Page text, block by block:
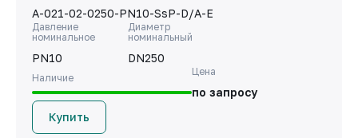
A-021-02-0250-PN10-SsP-D/A-E
Давление
номинальное
PN10
Диаметр
номинальный
DN250
Наличие
Цена
по запросу
Купить